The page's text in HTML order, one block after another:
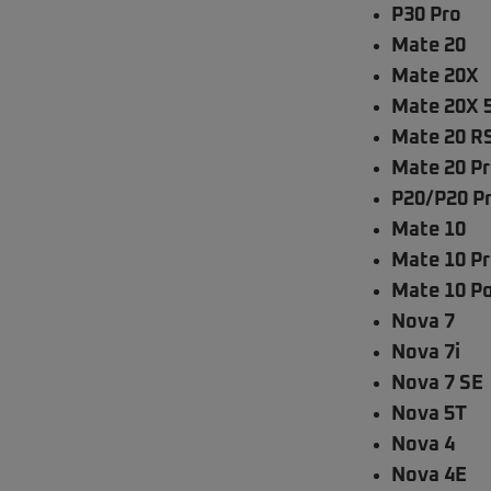
P30 Pro
Mate 20
Mate 20X
Mate 20X
Mate 20
Mate 20
P20/P20
Mate 10
Mate 10
Mate 10
Nova 7
Nova 7i
Nova 7 SE
Nova 5T
Nova 4
Nova 4E